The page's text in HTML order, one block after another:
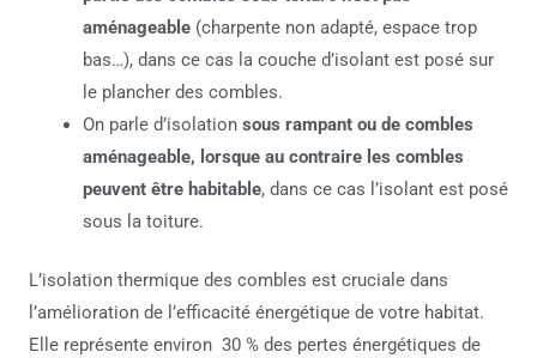
aménageable (charpente non adapté, espace trop
bas…), dans ce cas la couche d’isolant est posé sur
le plancher des combles.
On parle d’isolation sous rampant ou de combles
aménageable, lorsque au contraire les combles
peuvent être habitable, dans ce cas l’isolant est posé
sous la toiture.
L’isolation thermique des combles est cruciale dans
l’amélioration de l’efficacité énergétique de votre habitat.
Elle représente environ 30 % des pertes énergétiques de